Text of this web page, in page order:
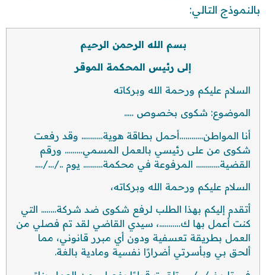
بالنموذج التالي:
بسم الله الرحمن الرحيم
إلى رئيس المحكمة الموقر
السلام عليكم ورحمة الله وبركاته
الموضوع: شكوى بخصوص …..
أنا المواطن…………أحمل بطاقة هوية……….. وقد رفعت
شكوى من على رئيسي بالعمل المسمي……… ورقم
القضية………… المرفوعة في محكمة………. يوم ../…/….
السلام عليكم ورحمة الله وبركاته،
أتقدم إليكم بهذا الطلب لرفع شكوى ضد شركة…….. التي
كنت أعمل بها ك………..، سيدي القاضي لقد تم فصلي من
العمل بطريقة تعسفية ودون أي مبرر قانوني، مما
ألحق بي وبأسرتي أضرارًا نفسية ومادية بالغة.